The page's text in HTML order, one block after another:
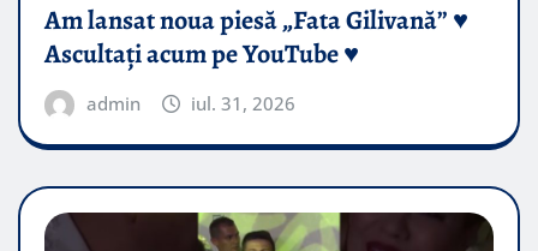
Am lansat noua piesă „Fata Gilivană” ♥️
Ascultați acum pe YouTube ♥️
admin iul. 31, 2026